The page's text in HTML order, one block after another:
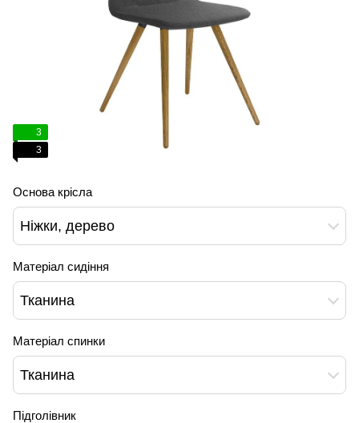
3
3
Основа крісла
Ніжки, дерево
Матеріал сидіння
Тканина
Матеріал спинки
Тканина
Підголівник